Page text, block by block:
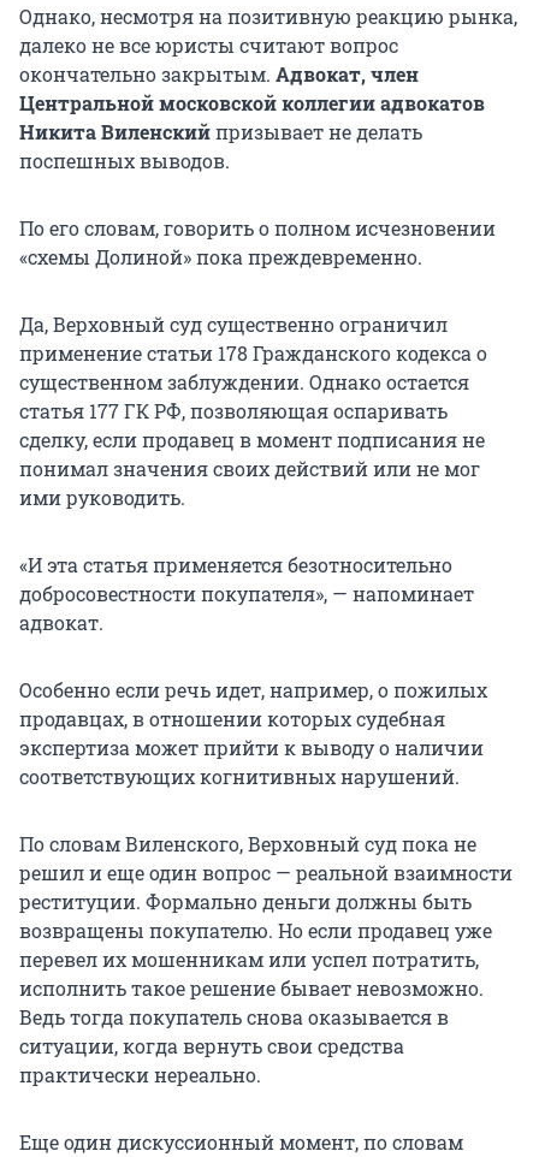
Однако, несмотря на позитивную реакцию рынка,
далеко не все юристы считают вопрос
окончательно закрытым. Адвокат, член
Центральной московской коллегии адвокатов
Никита Виленскийпризывает не делать
поспешных выводов.
По его словам, говорить о полном исчезновении
«схемы Долиной» пока преждевременно.
Да, Верховный суд существенно ограничил
применение статьи 178 Гражданского кодекса о
существенном заблуждении. Однако остается
статья 177 ГК РФ, позволяющая оспаривать
сделку, если продавец в момент подписания не
понимал значения своих действий или не мог
ими руководить.
«И эта статья применяется безотносительно
добросовестности покупателя», — напоминает
адвокат.
Особенно если речь идет, например, о пожилых
продавцах, в отношении которых судебная
экспертиза может прийти к выводу о наличии
соответствующих когнитивных нарушений.
По словам Виленского, Верховный суд пока не
решил и еще один вопрос — реальной взаимности
реституции. Формально деньги должны быть
возвращены покупателю. Но если продавец уже
перевел их мошенникам или успел потратить,
исполнить такое решение бывает невозможно.
Ведь тогда покупатель снова оказывается в
ситуации, когда вернуть свои средства
практически нереально.
Еще один дискуссионный момент, по словам